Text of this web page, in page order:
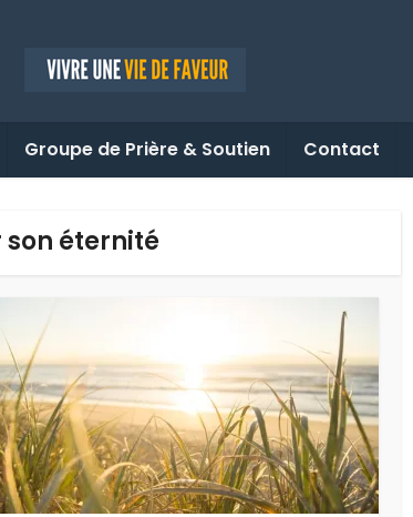
Groupe de Prière & Soutien Contact
éternité